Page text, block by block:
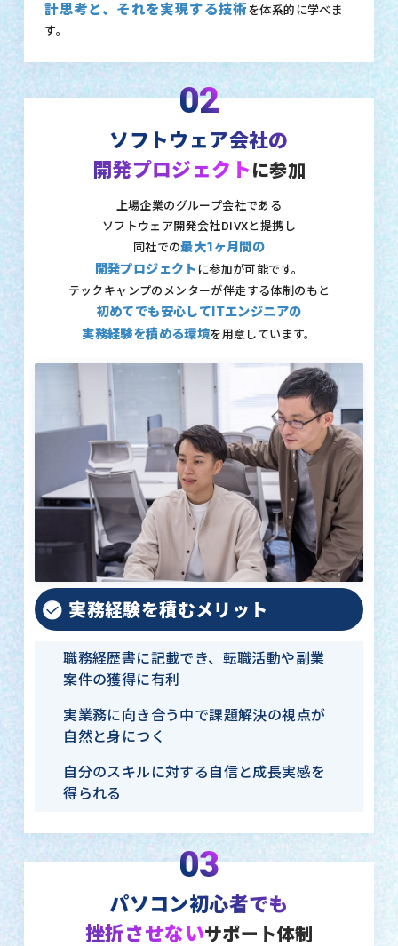
計思考と、それを実現する技術を体系的に学べま
す。
02
ソフトウェア会社の
開発プロジェクト に参加
上場企業のグループ会社である
ソフトウェア開発会社DIVXと提携し
同社での最大1ヶ月間の
開発プロジェクト に参加が可能です。
テックキャンプのメンターが伴走する体制のもと
初めてでも安心してITエンジニアの
実務経験を積める環境を用意しています。
実務経験を積むメリット
職務経歴書に記載でき、転職活動や副業
案件の獲得に有利
実業務に向き合う中で課題解決の視点が
自然と身につく
自分のスキルに対する自信と成長実感を
得られる
03
パソコン初心者でも
挫折させないサポート体制